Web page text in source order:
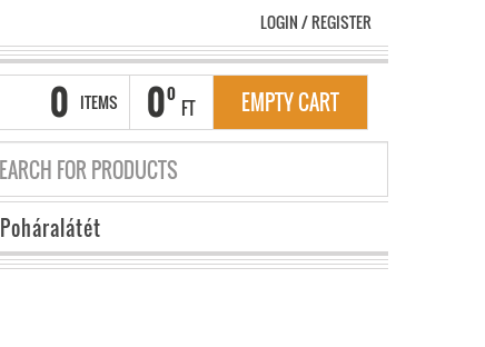
LOGIN/REGISTER
0 ITEMS 00
FT EMPTY CART
Poháralátét